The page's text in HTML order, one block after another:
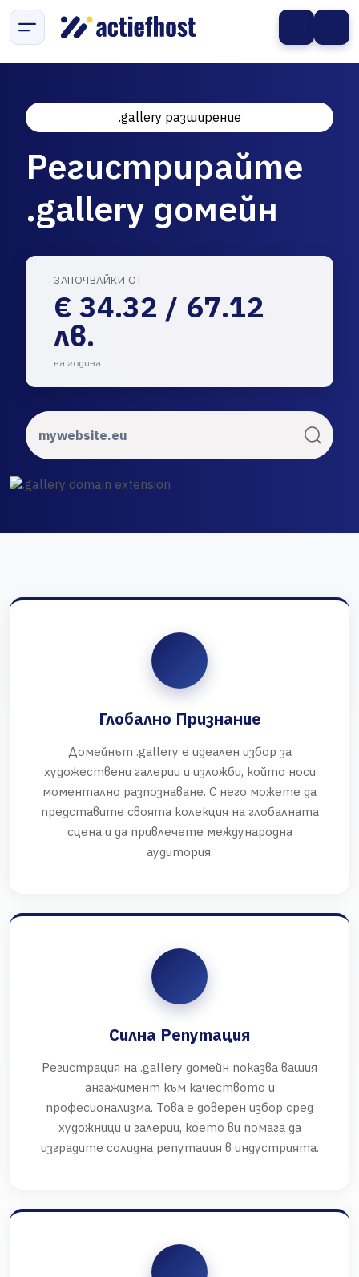
.gallery разширение
Регистрирайте
.gallery домейн
ЗАПОЧВАЙКИ ОТ
€ 34.32 / 67.12
лв.
на година
Глобално Признание
Домейнът .gallery е идеален избор за
художествени галерии и изложби, който носи
моментално разпознаване. С него можете да
представите своята колекция на глобалната
сцена и да привлечете международна
аудитория.
Силна Репутация
Регистрация на .gallery домейн показва вашия
ангажимент към качеството и
професионализма. Това е доверен избор сред
художници и галерии, което ви помага да
изградите солидна репутация в индустрията.